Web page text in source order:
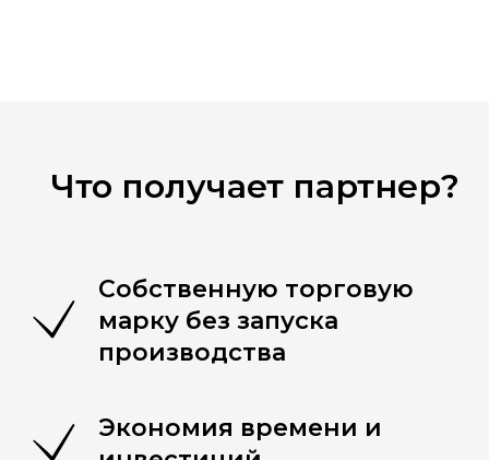
Что получает партнер?
Собственную торговую
марку без запуска
производства
Экономия времени и